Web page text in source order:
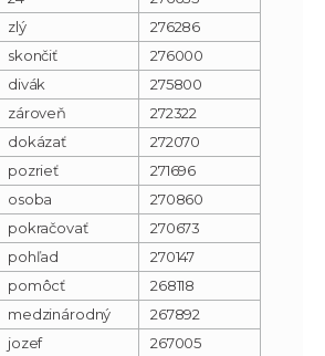
zlý
276286
skončiť
276000
divák
275800
zároveň
272322
dokázať
272070
pozrieť
271696
osoba
270860
pokračovať
270673
pohľad
270147
pomôcť
268118
medzinárodný
267892
jozef
267005